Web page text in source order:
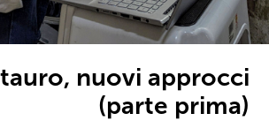
nuovi approcci
(parte prima)